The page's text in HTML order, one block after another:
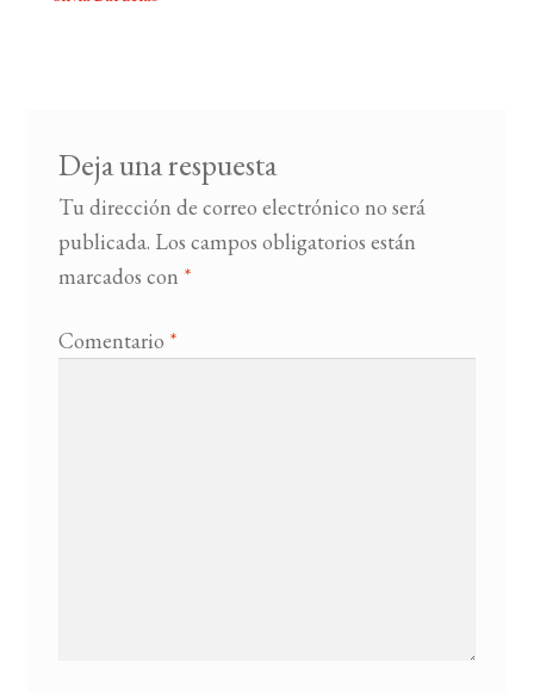
Deja una respuesta
Tu dirección de correo electrónico no será
publicada. Los campos obligatorios están
marcados con *
Comentario *